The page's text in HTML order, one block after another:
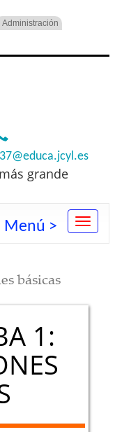
Administración
grande
Menú >
básicas
1: